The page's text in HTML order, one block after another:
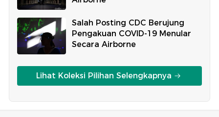
Salah Posting CDC Berujung
Pengakuan COVID-19 Menular
Secara Airborne
Lihat Koleksi Pilihan Selengkapnya